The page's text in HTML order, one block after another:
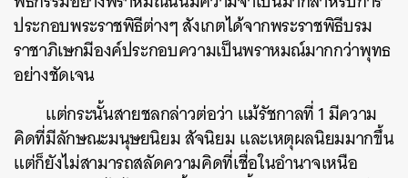
ประกอบพระราชพิธีต่างๆ สังเกตได้จากพระราชพิธีบรม
ราชาภิเษกมีองค์ประกอบความเป็นพราหมณ์มากกว่าพุทธ
อย่างชัดเจน
แต่กระนั้นสายชลกล่าวต่อว่า แม้รัชกาลที่ 1 มีความ
คิดที่มีลักษณะมนุษยนิยม สัจนิยม และเหตุผลนิยมมากขึ้น
แต่ก็ยังไม่สามารถสลัดความคิดที่เชื่อในอำนาจเหนือ